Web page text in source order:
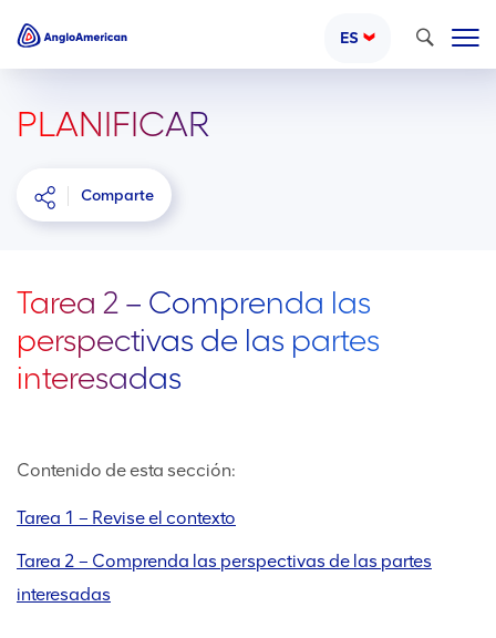
ES Buscar
PLANIFICAR
Comparte
Tarea 2 – Comprenda las
perspectivas de las partes
interesadas
Contenido de esta sección:
Tarea 1 – Revise el contexto
Tarea 2 – Comprenda las perspectivas de las partes
interesadas